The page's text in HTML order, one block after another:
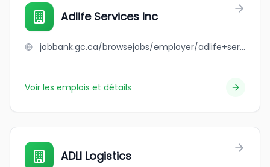
Adlife Services Inc
jobbank.gc.ca/browsejobs/employer/adlife+services+inc/ca
Voir les emplois et détails
ADLI Logistics